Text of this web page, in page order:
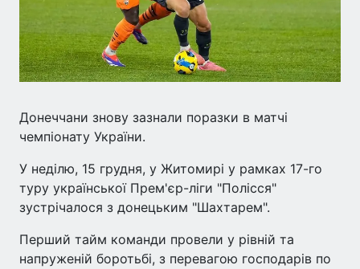
Донеччани знову зазнали поразки в матчі
чемпіонату України.
У неділю, 15 грудня, у Житомирі у рамках 17-го
туру української Прем'єр-ліги "Полісся"
зустрічалося з донецьким "Шахтарем".
Перший тайм команди провели у рівній та
напруженій боротьбі, з перевагою господарів по